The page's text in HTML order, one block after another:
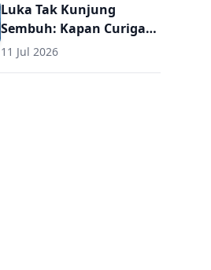
untuk Dokter Umum
Luka Tak Kunjung
Sembuh: Kapan Curiga
Osteomielitis? Panduan
11 Jul 2026